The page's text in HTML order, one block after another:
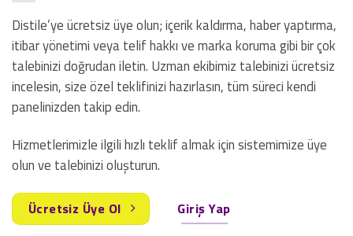
Distile’ye ücretsiz üye olun; içerik kaldırma, haber yaptırma,
itibar yönetimi veya telif hakkı ve marka koruma gibi bir çok
talebinizi doğrudan iletin. Uzman ekibimiz talebinizi ücretsiz
incelesin, size özel teklifinizi hazırlasın, tüm süreci kendi
panelinizden takip edin.
Hizmetlerimizle ilgili hızlı teklif almak için sistemimize üye
olun ve talebinizi oluşturun.
Ücretsiz Üye Ol Giriş Yap